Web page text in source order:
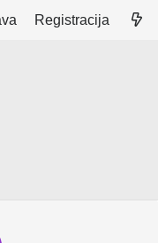
Registracija